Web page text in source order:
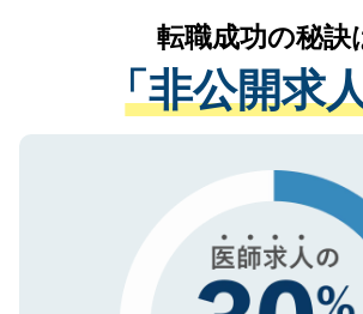
は、個人情報の取り扱いにつ
管理基準を満たした事業者の
る、プライバシーマークを取
で、機密保持に関してもご安
かがいして、現在の医療機関
経験をまじえながら、適切な
させていただきます。すぐに
ない方には、長期的なサポー
ので、まずはご登録ください
転職成功の秘訣
「非公開求